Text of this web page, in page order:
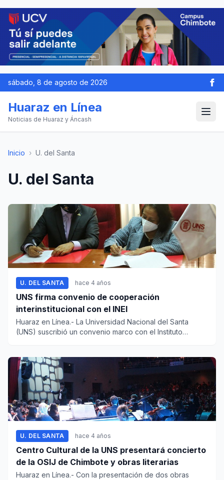
sábado, 8 de agosto de 2026
Huaraz en Línea
Noticias de Huaraz y Áncash
Inicio › U. del Santa
U. del Santa
U. DEL SANTA hace 4 años
UNS firma convenio de cooperación
interinstitucional con el INEI
Huaraz en Línea.- La Universidad Nacional del Santa
(UNS) suscribió un convenio marco con el Instituto
U. DEL SANTA hace 4 años
Centro Cultural de la UNS presentará concierto
de la OSIJ de Chimbote y obras literarias
Huaraz en Línea.- Con la presentación de dos obras